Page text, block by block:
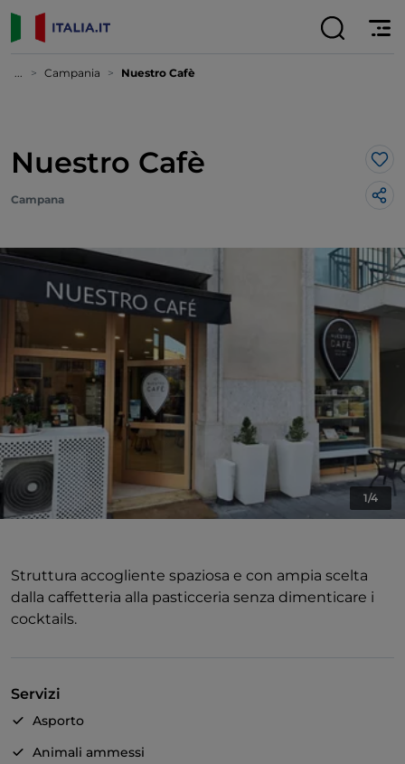
... Campania Nuestro Cafè
Nuestro Cafè
Campana
1/4
Struttura accogliente spaziosa e con ampia scelta
dalla caffetteria alla pasticceria senza dimenticare i
cocktails.
Servizi
Asporto
Animali ammessi